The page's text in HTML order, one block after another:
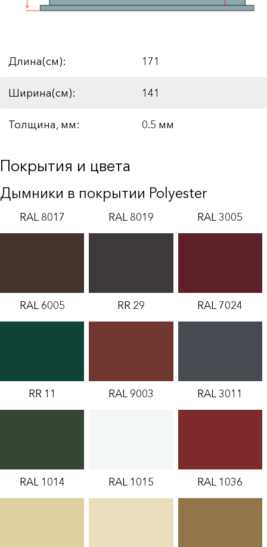
Длина(см): 171
Ширина(см): 141
Толщина, мм: 0.5 мм
Покрытия и цвета
Дымники в покрытии Polyester
RAL 8017 RAL 8019 RAL 3005
RAL 6005 RR 29 RAL 7024
RR 11 RAL 9003 RAL 3011
RAL 1014 RAL 1015 RAL 1036